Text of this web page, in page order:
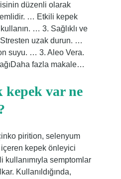
düzenli olarak
… Etkili kepek
… 3. Sağlıklı ve
uzak durun. …
suyu. … 3. Aleo Vera.
fazla makale…
kepek var ne
pirition, selenyum
kepek önleyici
kullanımıyla semptomlar
Kullanıldığında,